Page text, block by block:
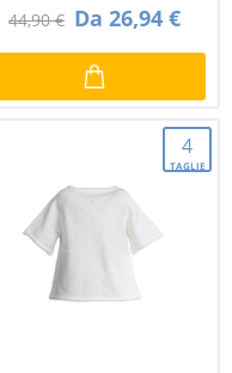
44,90 € Da 26,94 €
4
TAGLIE